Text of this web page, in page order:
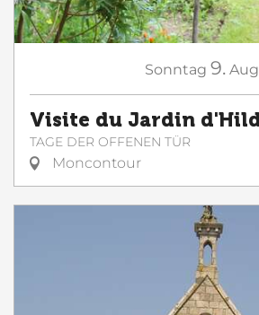
Sonntag 9. Aug
Visite du Jardin
TAGE DER OFFENEN TÜR
Moncontour